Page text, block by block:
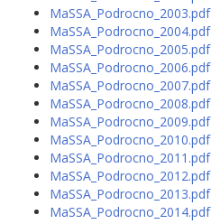
MaSSA_Podrocno_2003.pdf
MaSSA_Podrocno_2004.pdf
MaSSA_Podrocno_2005.pdf
MaSSA_Podrocno_2006.pdf
MaSSA_Podrocno_2007.pdf
MaSSA_Podrocno_2008.pdf
MaSSA_Podrocno_2009.pdf
MaSSA_Podrocno_2010.pdf
MaSSA_Podrocno_2011.pdf
MaSSA_Podrocno_2012.pdf
MaSSA_Podrocno_2013.pdf
MaSSA_Podrocno_2014.pdf